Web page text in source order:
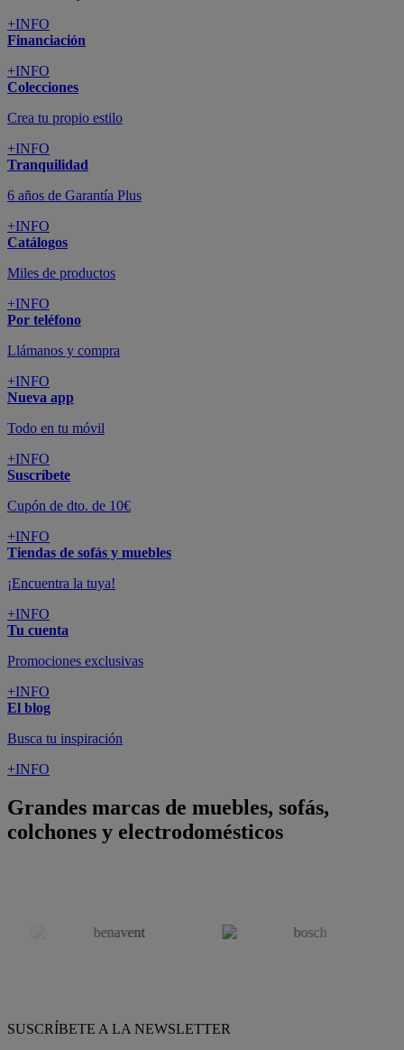
+INFO
Financiación
+INFO
Colecciones
Crea tu propio estilo
+INFO
Tranquilidad
6 años de Garantía Plus
+INFO
Catálogos
Miles de productos
+INFO
Por teléfono
Llámanos y compra
+INFO
Nueva app
Todo en tu móvil
+INFO
Suscríbete
Cupón de dto. de 10€
+INFO
Tiendas de sofás y muebles
¡Encuentra la tuya!
+INFO
Tu cuenta
Promociones exclusivas
+INFO
El blog
Busca tu inspiración
+INFO
Grandes marcas de muebles, sofás,
colchones y electrodomésticos
SUSCRÍBETE A LA NEWSLETTER